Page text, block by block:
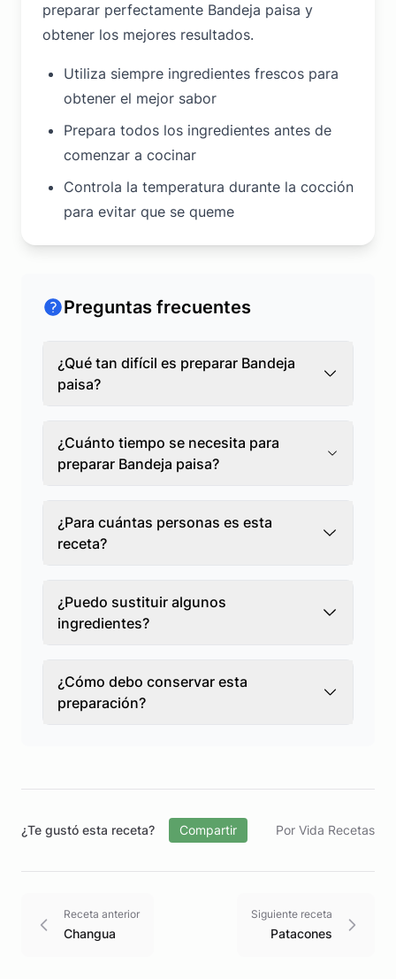
preparar perfectamente Bandeja paisa y
obtener los mejores resultados.
Utiliza siempre ingredientes frescos para
obtener el mejor sabor
Prepara todos los ingredientes antes de
comenzar a cocinar
Controla la temperatura durante la cocción
para evitar que se queme
Preguntas frecuentes
¿Qué tan difícil es preparar Bandeja
paisa?
¿Cuánto tiempo se necesita para
preparar Bandeja paisa?
¿Para cuántas personas es esta
receta?
¿Puedo sustituir algunos
ingredientes?
¿Cómo debo conservar esta
preparación?
¿Te gustó esta receta? Compartir Por Vida Recetas
Receta anterior
Changua
Siguiente receta
Patacones